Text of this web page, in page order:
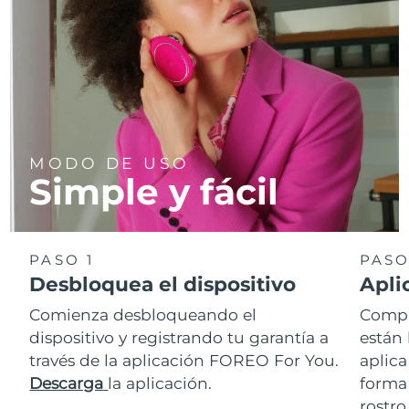
MODO DE USO
Simple y fácil
PASO 1
Desbloquea el dispositivo
Comienza desbloqueando el
dispositivo y registrando tu garantía a
través de la aplicación FOREO For You.
Descarga la aplicación.
están